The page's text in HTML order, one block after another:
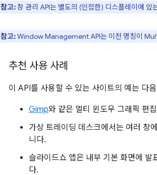
참고: 창 관리 API는 별도의 (인접한) 디스플레이에 있
참고:Window Management API는 이전 명칭이
추천 사용 사례
이 API를 사용할 수 있는 사이트의 예는 다
Gimp와 같은 멀티 윈도우 그래픽 편
가상 트레이딩 데스크에서는 여러 창
니다.
슬라이드쇼 앱은 내부 기본 화면에 발
다.